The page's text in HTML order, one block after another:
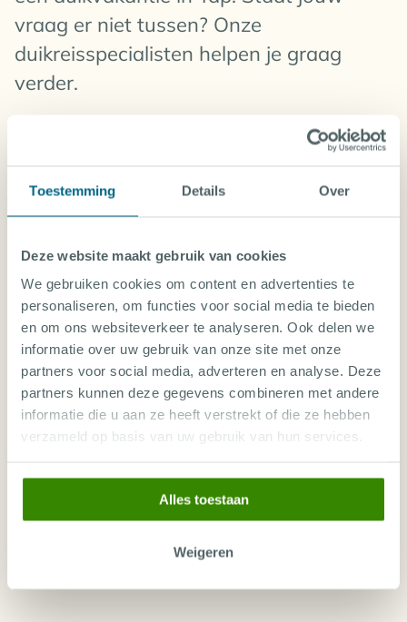
Toestemming Details Over
Deze website maakt gebruik van cookies
We gebruiken cookies om content en advertenties te
personaliseren, om functies voor social media te bieden
en om ons websiteverkeer te analyseren. Ook delen we
informatie over uw gebruik van onze site met onze
partners voor social media, adverteren en analyse. Deze
partners kunnen deze gegevens combineren met andere
informatie die u aan ze heeft verstrekt of die ze hebben
verzameld op basis van uw gebruik van hun services.
Alles toestaan
Weigeren
bestemmingen waarderen
ervaren duikers die comfortabel zijn met
stroming
Ook minder ervaren duikers kunnen op Yap duiken. Er
zijn rustige riffen waar de omstandigheden vaak
extra ervaring of een Advanced Open Water-brevet
Meer dan alleen duiken
heeft een rijke cultuur die nog altijd goed bewaard is
gebleven. Je vindt er traditionele dorpen, stenen
geldschijven en vriendelijke inwoners die trots zijn op
hun eiland. Hierdoor is een duikvakantie op Yap ook
boven water een bijzondere ervaring.
Beste reistijd voor een duikvakantie op Yap
Een duikvakantie op Yap is hethele jaar mogelijk
ontmoeten. De maanden december tot en met mei
vraag er niet tussen? Onze
duikreisspecialisten helpen je graag
verder.
Hoelang is het vliegen naar Yap?
Kun je ook leren duiken in Yap?
Is Yap ook leuk als je niet duikt?
duikvakantie in Yap?